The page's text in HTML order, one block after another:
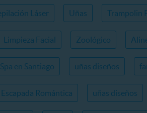
Láser Uñas Trampolin
Limpieza Facial Zoológico
Spa en Santiago uñas diseños
Escapada Romántica uñas diseños